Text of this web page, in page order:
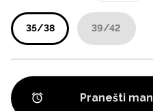
35/38 39/42
Pranešti man